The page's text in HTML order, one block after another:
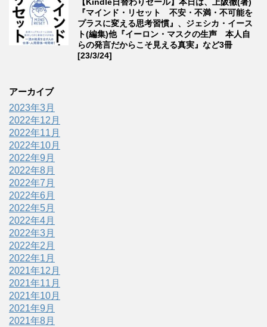
【Kindle日替わりセール】本日は、上阪徹(著)
『マインド・リセット 不安・不満・不可能を
プラスに変える思考習慣』、ジェシカ・イース
ト(編集)他『イーロン・マスクの生声 本人自
らの発言だからこそ見える真実』など3冊
[23/3/24]
アーカイブ
2023年3月
2022年12月
2022年11月
2022年10月
2022年9月
2022年8月
2022年7月
2022年6月
2022年5月
2022年4月
2022年3月
2022年2月
2022年1月
2021年12月
2021年11月
2021年10月
2021年9月
2021年8月